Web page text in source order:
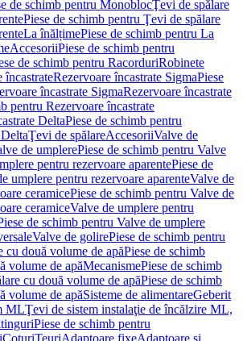
de schimb pentru MonoblocŢevi de spălare
Piese de schimb pentru Ţevi de spălare
La înălțimePiese de schimb pentru La
AccesoriiPiese de schimb pentru
de schimb pentru RacorduriRobinete
încastrateRezervoare încastrate SigmaPiese
încastrate SigmaRezervoare încastrate
pentru Rezervoare încastrate
DeltaPiese de schimb pentru
Ţevi de spălareAccesoriiValve de
de umplerePiese de schimb pentru Valve
pentru rezervoare aparentePiese de
umplere pentru rezervoare aparenteValve de
ceramicePiese de schimb pentru Valve de
ceramiceValve de umplere pentru
de schimb pentru Valve de umplere
Valve de golirePiese de schimb pentru
cu două volume de apăPiese de schimb
volume de apăMecanismePiese de schimb
cu două volume de apăPiese de schimb
volume de apăSisteme de alimentareGeberit
MLŢevi de sistem instalaţie de încălzire ML,
Piese de schimb pentru
CoturiTeuriAdaptoare fixeAdaptoare şi